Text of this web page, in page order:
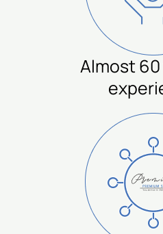
Almost